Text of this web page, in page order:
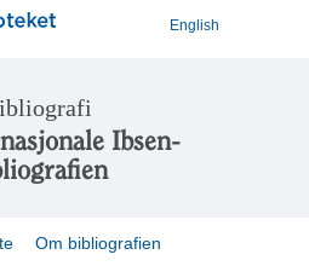
English
Ibsen-
Om bibliografien